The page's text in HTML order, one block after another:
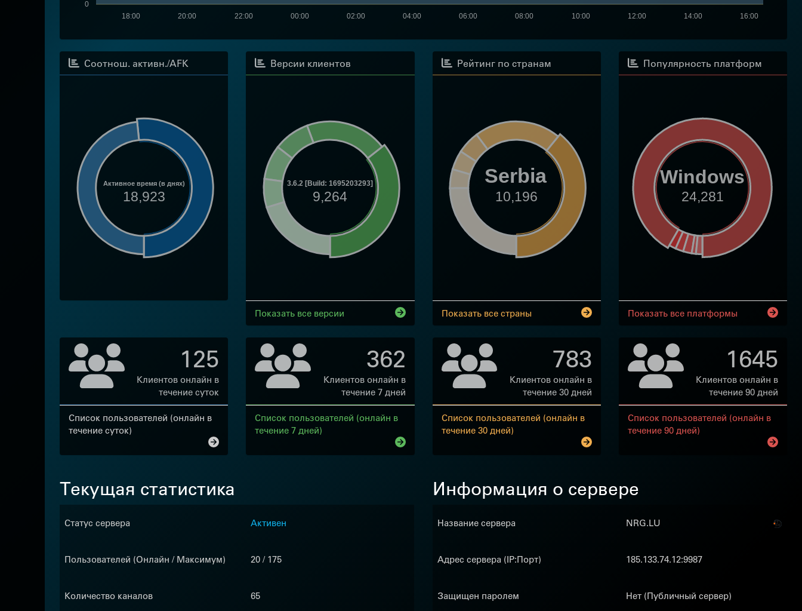
0
16:00
14:00
12:00
10:00
08:00
06:00
04:00
02:00
00:00
22:00
20:00
18:00
Соотнош. активн./AFK
Активное время (в днях)
18,923
Версии клиентов
3.6.2 [Build: 1695203293]
9,264
Показать все версии
Рейтинг по странам
Serbia
10,196
Показать все страны
Популярность платформ
Windows
24,281
Показать все платформы
125
Клиентов онлайн в
течение суток
Список пользователей (онлайн в
течение суток)
362
Клиентов онлайн в
течение 7 дней
Список пользователей (онлайн в
течение 7 дней)
783
Клиентов онлайн в
течение 30 дней
Список пользователей (онлайн в
течение 30 дней)
1645
Клиентов онлайн в
течение 90 дней
Список пользователей (онлайн в
течение 90 дней)
Текущая статистика
Статус сервера Активен
Пользователей (Онлайн / Максимум) 20 / 175
Количество каналов 65
Информация о сервере
Название сервера NRG.LU
Адрес сервера (IP:Порт) 185.133.74.12:9987
Защищен паролем Нет (Публичный сервер)